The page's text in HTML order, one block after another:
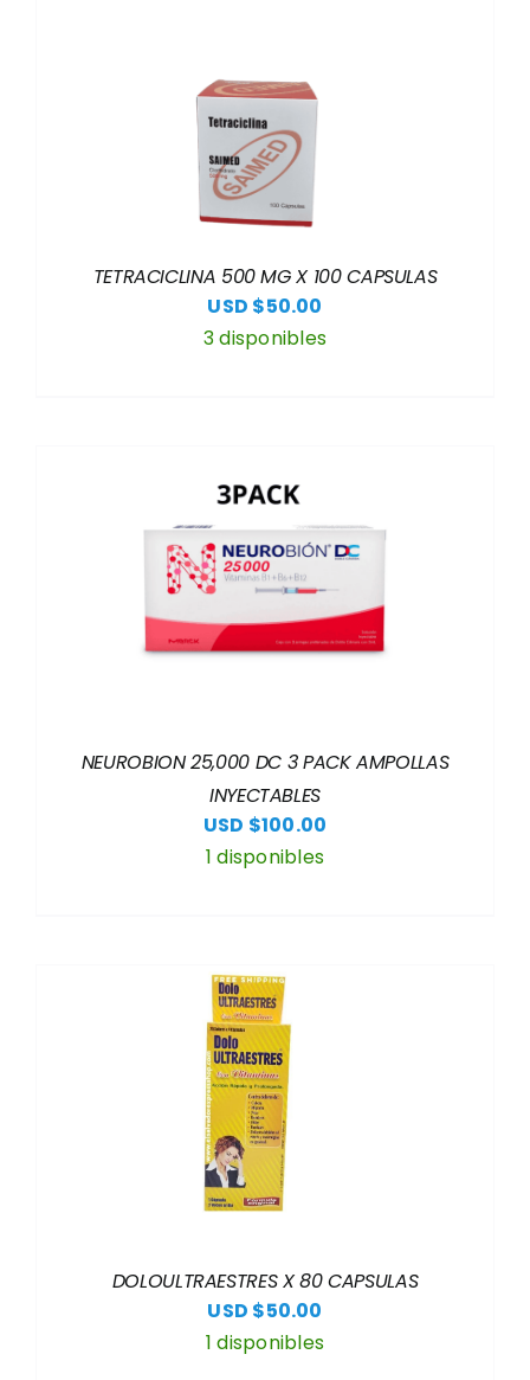
TETRACICLINA 500 MG X 100 CAPSULAS
USD $50.00
3 disponibles
NEUROBION 25,000 DC 3 PACK AMPOLLAS
INYECTABLES
USD $100.00
1 disponibles
DOLOULTRAESTRES X 80 CAPSULAS
USD $50.00
1 disponibles